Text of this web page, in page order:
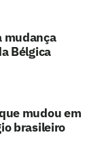
mudança
Bélgica
mudou em
brasileiro